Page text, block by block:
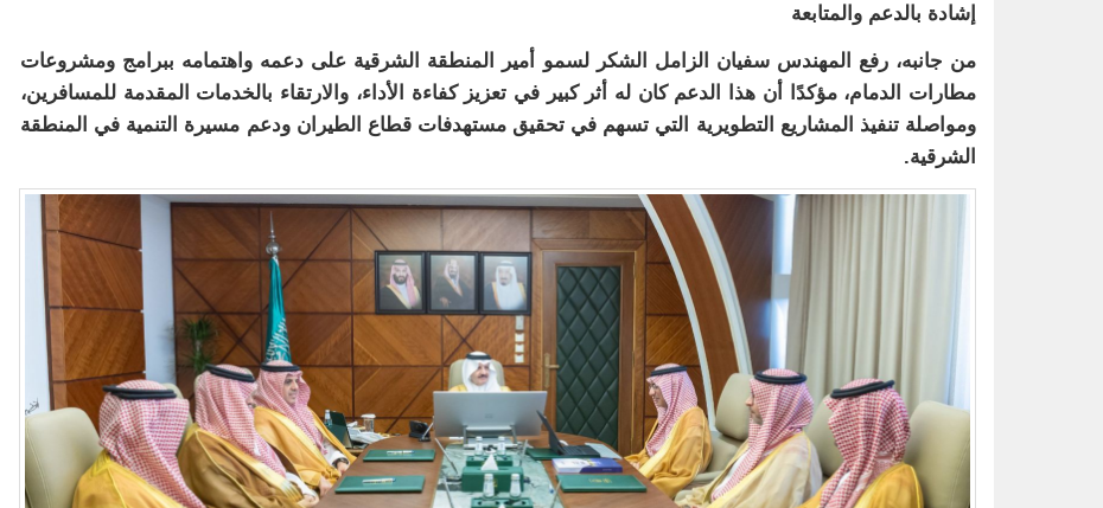
إشادة بالدعم والمتابعة
من جانبه، رفع المهندس سفيان الزامل الشكر لسمو أمير المنطقة الشرقية على دعمه واهتمامه ببرامج ومشروعات
مطارات الدمام، مؤكدًا أن هذا الدعم كان له أثر كبير في تعزيز كفاءة الأداء، والارتقاء بالخدمات المقدمة للمسافرين،
ومواصلة تنفيذ المشاريع التطويرية التي تسهم في تحقيق مستهدفات قطاع الطيران ودعم مسيرة التنمية في المنطقة
الشرقية.